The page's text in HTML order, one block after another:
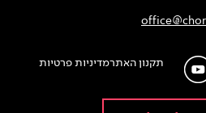
תקנון האתרמדיניות פרטיות